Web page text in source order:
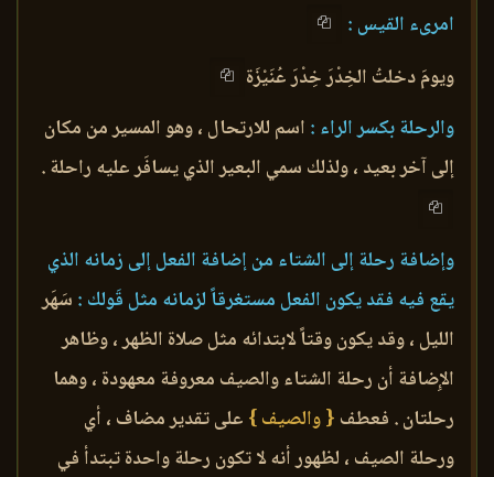
امرىء القيس :
ويومَ دخلتُ الخِدْرَ خِدْرَ عُنَيْزَة
والرحلة بكسر الراء : اسم للارتحال ، وهو المسير من مكان
إلى آخر بعيد ، ولذلك سمي البعير الذي يسافَر عليه راحلة .
وإضافة رحلة إلى الشتاء من إضافة الفعل إلى زمانه الذي
يقع فيه فقد يكون الفعل مستغرقاً لزمانه مثل قَولك : سَهَر
الليل ، وقد يكون وقتاً لابتدائه مثل صلاة الظهر ، وظاهر
الإِضافة أن رحلة الشتاء والصيف معروفة معهودة ، وهما
رحلتان . فعطف { والصيف } على تقدير مضاف ، أي
ورحلة الصيف ، لظهور أنه لا تكون رحلة واحدة تبتدأ في